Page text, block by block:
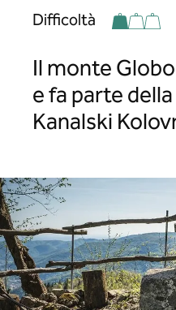
Difficoltà
Il monte
e fa parte
Kanalski